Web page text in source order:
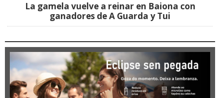
La gamela vuelve a reinar en Baiona con
ganadores de A Guarda y Tui